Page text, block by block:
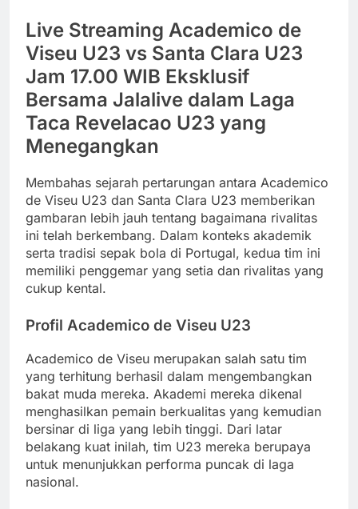
Live Streaming Academico de
Viseu U23 vs Santa Clara U23
Jam 17.00 WIB Eksklusif
Bersama Jalalive dalam Laga
Taca Revelacao U23 yang
Menegangkan
Membahas sejarah pertarungan antara Academico
de Viseu U23 dan Santa Clara U23 memberikan
gambaran lebih jauh tentang bagaimana rivalitas
ini telah berkembang. Dalam konteks akademik
serta tradisi sepak bola di Portugal, kedua tim ini
memiliki penggemar yang setia dan rivalitas yang
cukup kental.
Profil Academico de Viseu U23
Academico de Viseu merupakan salah satu tim
yang terhitung berhasil dalam mengembangkan
bakat muda mereka. Akademi mereka dikenal
menghasilkan pemain berkualitas yang kemudian
bersinar di liga yang lebih tinggi. Dari latar
belakang kuat inilah, tim U23 mereka berupaya
untuk menunjukkan performa puncak di laga
nasional.